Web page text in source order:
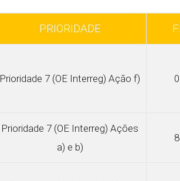
PRIORIDADE
Prioridade 7 (OE Interreg) Ação f)
Prioridade 7 (OE Interreg) Ações
a) e b)